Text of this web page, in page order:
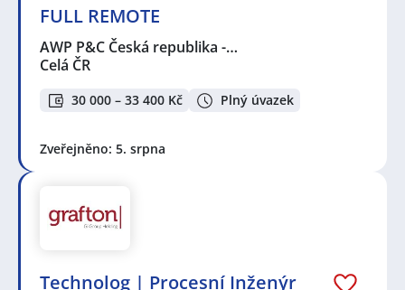
FULL REMOTE
AWP P&C Česká republika -…
Celá ČR
30 000 – 33 400 Kč Plný úvazek
Zveřejněno: 5. srpna
Technolog | Procesní Inženýr